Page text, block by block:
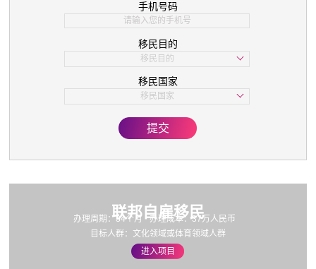
手机号码
移民目的
移民目的
子女教育
移民国家
移民国家
欧洲
亚洲
提交
联邦自雇移民
办理周期：34个月
办理成本：37万人民币
目标人群：文化领域或体育领域人群
进入项目